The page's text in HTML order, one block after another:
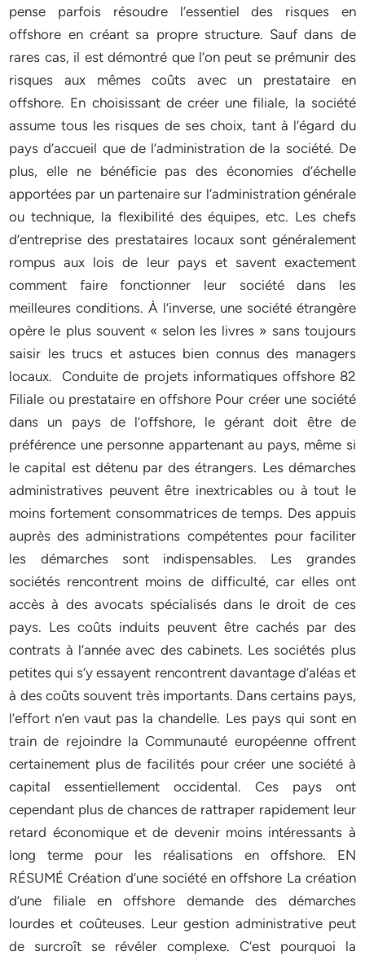
pense parfois résoudre l’essentiel des risques en
offshore en créant sa propre structure. Sauf dans de
rares cas, il est démontré que l’on peut se prémunir des
risques aux mêmes coûts avec un prestataire en
offshore. En choisissant de créer une filiale, la société
assume tous les risques de ses choix, tant à l’égard du
pays d’accueil que de l’administration de la société. De
plus, elle ne bénéficie pas des économies d’échelle
apportées par un partenaire sur l’administration générale
ou technique, la flexibilité des équipes, etc. Les chefs
d’entreprise des prestataires locaux sont généralement
rompus aux lois de leur pays et savent exactement
comment faire fonctionner leur société dans les
meilleures conditions. À l’inverse, une société étrangère
opère le plus souvent « selon les livres » sans toujours
saisir les trucs et astuces bien connus des managers
locaux. Conduite de projets informatiques offshore 82
Filiale ou prestataire en offshore Pour créer une société
dans un pays de l’offshore, le gérant doit être de
préférence une personne appartenant au pays, même si
le capital est détenu par des étrangers. Les démarches
administratives peuvent être inextricables ou à tout le
moins fortement consommatrices de temps. Des appuis
auprès des administrations compétentes pour faciliter
les démarches sont indispensables. Les grandes
sociétés rencontrent moins de difficulté, car elles ont
accès à des avocats spécialisés dans le droit de ces
pays. Les coûts induits peuvent être cachés par des
contrats à l’année avec des cabinets. Les sociétés plus
petites qui s’y essayent rencontrent davantage d’aléas et
à des coûts souvent très importants. Dans certains pays,
l’effort n’en vaut pas la chandelle. Les pays qui sont en
train de rejoindre la Communauté européenne offrent
certainement plus de facilités pour créer une société à
capital essentiellement occidental. Ces pays ont
cependant plus de chances de rattraper rapidement leur
retard économique et de devenir moins intéressants à
long terme pour les réalisations en offshore. EN
RÉSUMÉ Création d’une société en offshore La création
d’une filiale en offshore demande des démarches
lourdes et coûteuses. Leur gestion administrative peut
de surcroît se révéler complexe. C’est pourquoi la